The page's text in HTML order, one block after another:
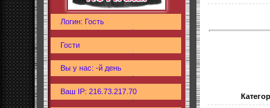
Логин: Гость
Гости
Вы у нас: -й день
Ваш IP: 216.73.217.70